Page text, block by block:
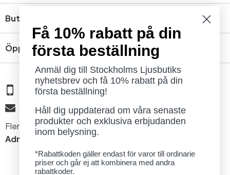
Butik
Öppettider
08 - 654 29 00
info@ljusbutik.se
Fler kontaktuppgifter »
Adress:
Kungsholmsgatan 6, 112 27 Stockholm
Få 10% rabatt på din
första beställning
Anmäl dig till Stockholms Ljusbutiks
nyhetsbrev och få 10% rabatt på din
första beställning!
Håll dig uppdaterad om våra senaste
produkter och exklusiva erbjudanden
inom belysning.
*Rabattkoden gäller endast för varor till ordinarie
priser och går ej att kombinera med andra
rabattkoder.